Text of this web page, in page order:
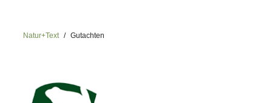
Natur+Text Gutachten